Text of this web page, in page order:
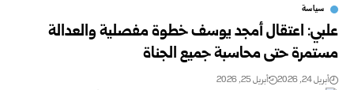
سياسة
علبي: اعتقال أمجد يوسف خطوة مفصلية والعدالة
مستمرة حتى محاسبة جميع الجناة
أبريل 24, 2026 أبريل 25, 2026